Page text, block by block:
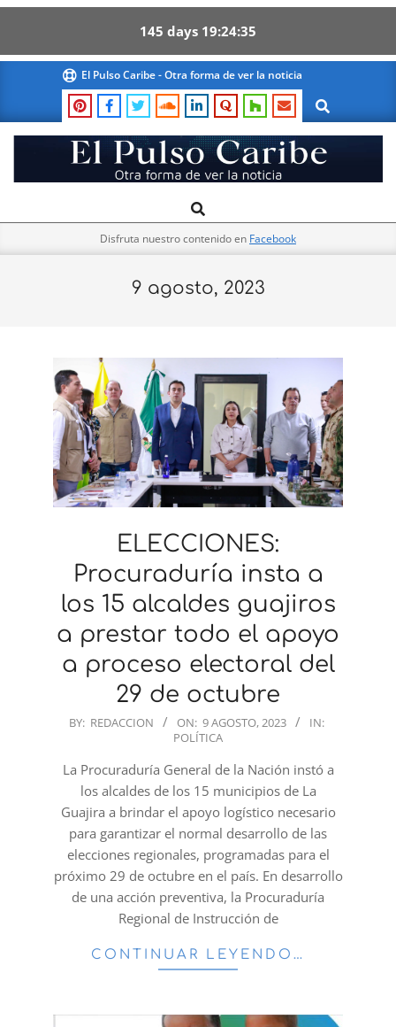
145 days 19 24 34
content
El Pulso Caribe - Otra forma de ver la noticia
Search
El
Pulso
Navigation
Search
Disfruta nuestro contenido en Facebook
9 agosto, 2023
ELECCIONES:
Procuraduría insta a
los 15 alcaldes guajiros
a prestar todo el apoyo
a proceso electoral del
29 de octubre
2023-
09
BY: REDACCION ON: 9 AGOSTO, 2023
IN:
POLÍTICA
La Procuraduría General de la Nación instó a
los alcaldes de los 15 municipios de La
Guajira a brindar el apoyo logístico necesario
para garantizar el normal desarrollo de las
elecciones regionales, programadas para el
próximo 29 de octubre en el país. En desarrollo
de una acción preventiva, la Procuraduría
Regional de Instrucción de
CONTINUAR LEYENDO…